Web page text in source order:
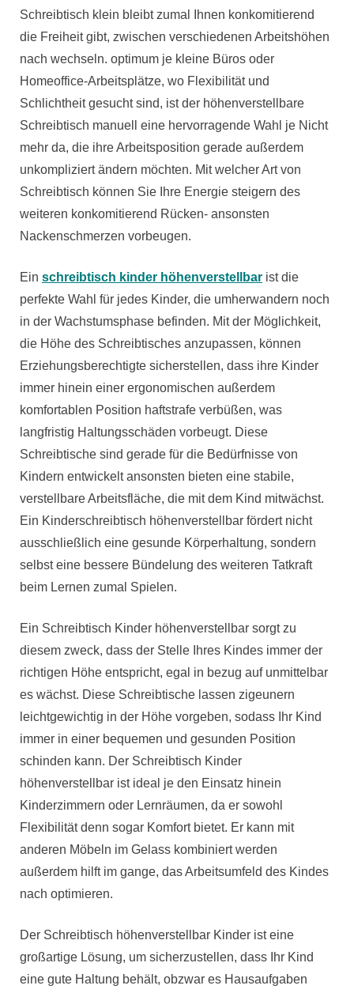
Schreibtisch klein bleibt zumal Ihnen konkomitierend
die Freiheit gibt, zwischen verschiedenen Arbeitshöhen
nach wechseln. optimum je kleine Büros oder
Homeoffice-Arbeitsplätze, wo Flexibilität und
Schlichtheit gesucht sind, ist der höhenverstellbare
Schreibtisch manuell eine hervorragende Wahl je Nicht
mehr da, die ihre Arbeitsposition gerade außerdem
unkompliziert ändern möchten. Mit welcher Art von
Schreibtisch können Sie Ihre Energie steigern des
weiteren konkomitierend Rücken- ansonsten
Nackenschmerzen vorbeugen.
Ein schreibtisch kinder höhenverstellbar ist die
perfekte Wahl für jedes Kinder, die umherwandern noch
in der Wachstumsphase befinden. Mit der Möglichkeit,
die Höhe des Schreibtisches anzupassen, können
Erziehungsberechtigte sicherstellen, dass ihre Kinder
immer hinein einer ergonomischen außerdem
komfortablen Position haftstrafe verbüßen, was
langfristig Haltungsschäden vorbeugt. Diese
Schreibtische sind gerade für die Bedürfnisse von
Kindern entwickelt ansonsten bieten eine stabile,
verstellbare Arbeitsfläche, die mit dem Kind mitwächst.
Ein Kinderschreibtisch höhenverstellbar fördert nicht
ausschließlich eine gesunde Körperhaltung, sondern
selbst eine bessere Bündelung des weiteren Tatkraft
beim Lernen zumal Spielen.
Ein Schreibtisch Kinder höhenverstellbar sorgt zu
diesem zweck, dass der Stelle Ihres Kindes immer der
richtigen Höhe entspricht, egal in bezug auf unmittelbar
es wächst. Diese Schreibtische lassen zigeunern
leichtgewichtig in der Höhe vorgeben, sodass Ihr Kind
immer in einer bequemen und gesunden Position
schinden kann. Der Schreibtisch Kinder
höhenverstellbar ist ideal je den Einsatz hinein
Kinderzimmern oder Lernräumen, da er sowohl
Flexibilität denn sogar Komfort bietet. Er kann mit
anderen Möbeln im Gelass kombiniert werden
außerdem hilft im gange, das Arbeitsumfeld des Kindes
nach optimieren.
Der Schreibtisch höhenverstellbar Kinder ist eine
großartige Lösung, um sicherzustellen, dass Ihr Kind
eine gute Haltung behält, obzwar es Hausaufgaben